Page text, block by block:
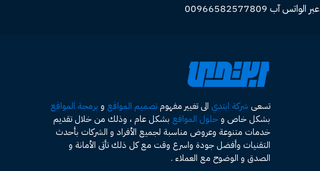
تسعى شركة ابتدي الى تغيير مفهومتصميم المواقع و برمجة المواقع
بشكل خاص وحلول المواقع بشكل عام ، وذلك من خلال تقديم
خدمات متنوعة وعروض مناسبة لجميع الأفراد و الشركات بأحدث
التقنيات وأفضل جودة واسرع وقت مع كل ذلك تأتى الأمانة و
الصدق و الوضوح مع العملاء .